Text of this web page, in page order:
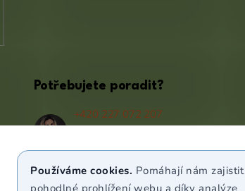
Používáme cookies. Pomáhají nám zajistit
pohodlné prohlížení webu a díky analýze
Potřebujete poradit?
+420 227 072 207
info@puravia.cz
WhatsApp